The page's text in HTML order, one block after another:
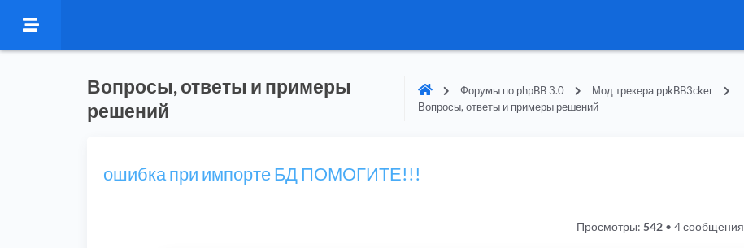
Вопросы, ответы и примеры
решений
Форумы по phpBB 3.0
Мод трекера ppkBB3cker
Вопросы, ответы и примеры решений
ошибка при импорте БД ПОМОГИТЕ!!!
4 сообщения
Просмотры: 542 •